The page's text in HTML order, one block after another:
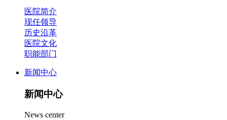
医院简介
现任领导
历史沿革
医院文化
职能部门
新闻中心
新闻中心
News center